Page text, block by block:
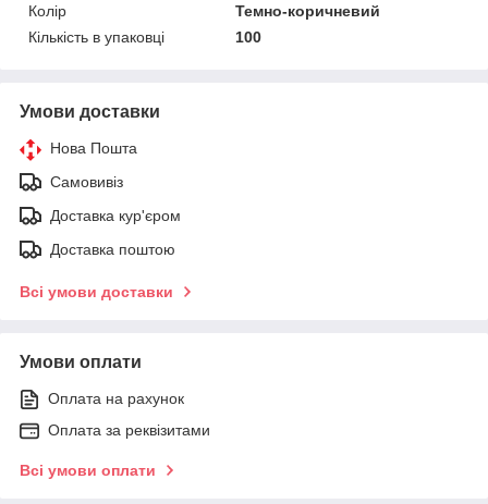
Колір
Темно-коричневий
Кількість в упаковці
100
Умови доставки
Нова Пошта
Самовивіз
Доставка кур'єром
Доставка поштою
Всі умови доставки
Умови оплати
Оплата на рахунок
Оплата за реквізитами
Всі умови оплати